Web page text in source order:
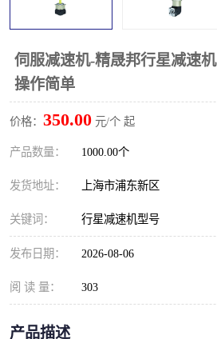
伺服减速机-精晟邦行星减速
操作简单
价格： 350.00 元/个 起
产品数量： 1000.00个
发货地址： 上海市浦东新区
关键词： 行星减速机型号
发布日期： 2026-08-06
阅 读 量： 303
产品描述